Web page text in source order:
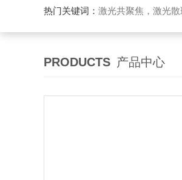
热门关键词： 激光共聚焦，激光
PRODUCTS 产品中心